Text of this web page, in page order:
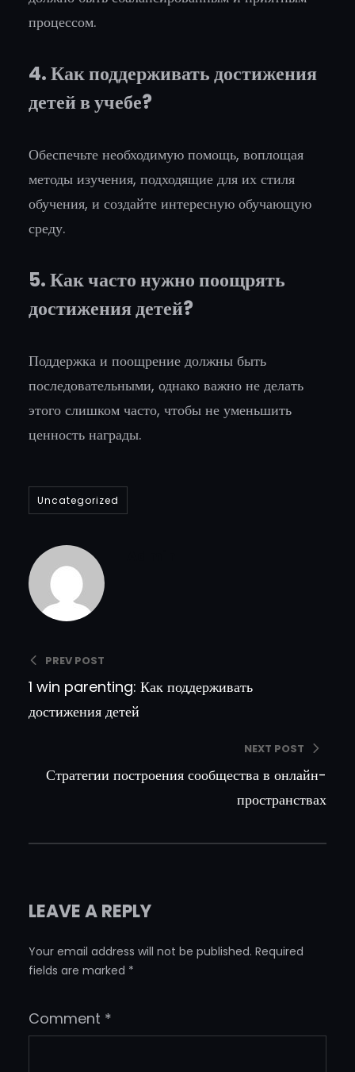
процессом.
4. Как поддерживать достижения
детей в учебе?
Обеспечьте необходимую помощь, воплощая
методы изучения, подходящие для их стиля
обучения, и создайте интересную обучающую
среду.
5. Как часто нужно поощрять
достижения детей?
Поддержка и поощрение должны быть
последовательными, однако важно не делать
этого слишком часто, чтобы не уменьшить
ценность награды.
Uncategorized
PREV POST
1 win parenting: Как поддерживать
достижения детей
NEXT POST
Стратегии построения сообщества в онлайн-
пространствах
LEAVE A REPLY
Your email address will not be published. Required
fields are marked *
Comment *